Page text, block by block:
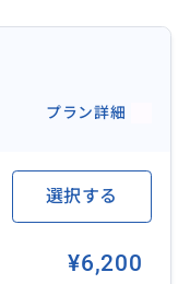
グスイング（巨大
高級なコーヒー
遺産】
界遺産。バリの伝
プラン詳細
選択する
¥6,200